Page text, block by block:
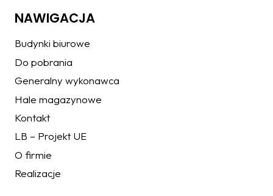
NAWIGACJA
Budynki biurowe
Do pobrania
Generalny wykonawca
Hale magazynowe
Kontakt
LB – Projekt UE
O firmie
Realizacje